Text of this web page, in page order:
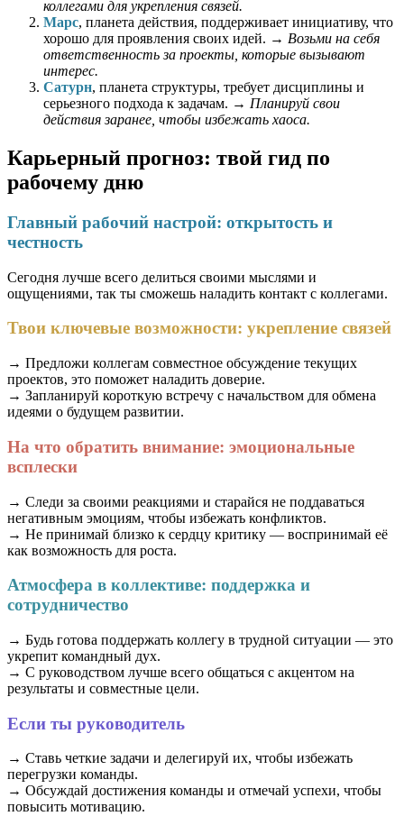
коллегами для укрепления связей.
Марс, планета действия, поддерживает инициативу, что
хорошо для проявления своих идей. → Возьми на себя
ответственность за проекты, которые вызывают
интерес.
Сатурн, планета структуры, требует дисциплины и
серьезного подхода к задачам. → Планируй свои
действия заранее, чтобы избежать хаоса.
Карьерный прогноз: твой гид по
рабочему дню
Главный рабочий настрой: открытость и
честность
Сегодня лучше всего делиться своими мыслями и
ощущениями, так ты сможешь наладить контакт с коллегами.
Твои ключевые возможности: укрепление связей
→ Предложи коллегам совместное обсуждение текущих
проектов, это поможет наладить доверие.
→ Запланируй короткую встречу с начальством для обмена
идеями о будущем развитии.
На что обратить внимание: эмоциональные
всплески
→ Следи за своими реакциями и старайся не поддаваться
негативным эмоциям, чтобы избежать конфликтов.
→ Не принимай близко к сердцу критику — воспринимай её
как возможность для роста.
Атмосфера в коллективе: поддержка и
сотрудничество
→ Будь готова поддержать коллегу в трудной ситуации — это
укрепит командный дух.
→ С руководством лучше всего общаться с акцентом на
результаты и совместные цели.
Если ты руководитель
→ Ставь четкие задачи и делегируй их, чтобы избежать
перегрузки команды.
→ Обсуждай достижения команды и отмечай успехи, чтобы
повысить мотивацию.